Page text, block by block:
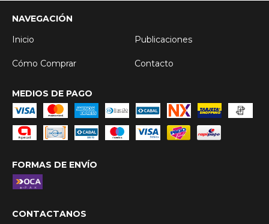
NAVEGACIÓN
Inicio
Publicaciones
Cómo Comprar Contacto
MEDIOS DE PAGO
FORMAS DE ENVÍO
CONTACTANOS